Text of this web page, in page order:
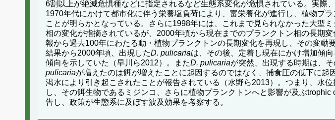
6割以上が絶滅危惧種などに指定されるなど生態系変化が危惧されている。実
1970年代にかけて都市化に伴う栄養塩負荷により、富栄養化が進行し、植物プ
ことが明らかとなっている。さらに1998年には、これまで見られなかった大型ミ
相の変化が指摘されているが、2000年頃から現在までのプランクトン相の長期
報から過去100年にわたる動・植物プランクトンの長期変化を再現し、その変
結果から2000年頃、出現したD. pulicariaは、その後、定着し現在にかけ増加傾
傾向を示していた（早川ら2012）。またD. pulicariaが突然、出現する時期は、
pulicariaが増えたのは餌が増えたことに起因するのではなく、捕食圧の低下に
渇水により引き起こされたことが報告されている（水野ら2013）。つまり、水
し、その餌生物であるミジンコ、さらに植物プランクトンへと影響が及ぶ
告し、政策が生態系に及ぼす波及効果を考察する。